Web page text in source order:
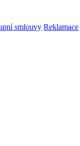
smlouvy Reklamace